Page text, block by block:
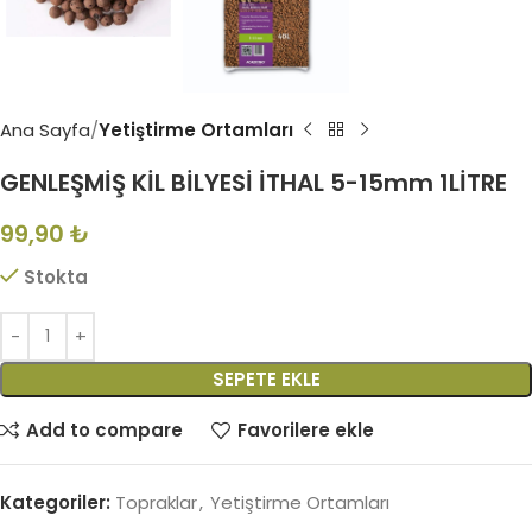
Ana Sayfa Yetiştirme Ortamları
GENLEŞMİŞ KİL BİLYESİ İTHAL 5-15mm 1LİTRE
99,90 ₺
Stokta
SEPETE EKLE
Add to compare Favorilere ekle
Kategoriler: Topraklar, Yetiştirme Ortamları